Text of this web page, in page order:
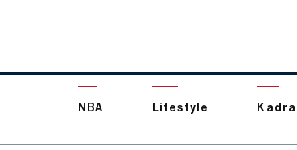
NBA Lifestyle Kadra